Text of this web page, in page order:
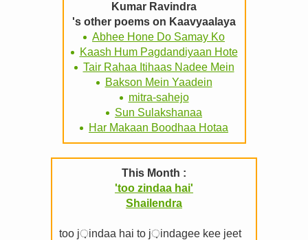
Kumar Ravindra
's other poems on Kaavyaalaya
Abhee Hone Do Samay Ko
Kaash Hum Pagdandiyaan Hote
Tair Rahaa Itihaas Nadee Mein
Bakson Mein Yaadein
mitra-sahejo
Sun Sulakshanaa
Har Makaan Boodhaa Hotaa
This Month :
'too zindaa hai'
Shailendra
too j़indaa hai to j़indagee kee jeet